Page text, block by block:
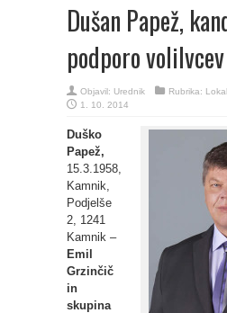
Dušan Papež,
podporo
Objavil: Urednik Rubrika:
1. 10. 2014
Duško
Papež,
15.3.1958,
Kamnik,
Podjelše
2, 1241
Kamnik –
Emil
Grzinčič
in
skupina